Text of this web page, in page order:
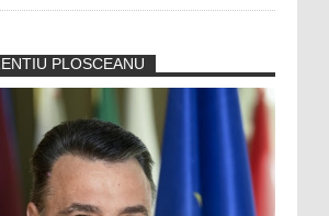
PLOSCEANU